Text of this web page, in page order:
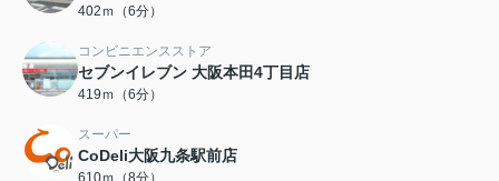
402ｍ（6分）
コンビニエンスストア
セブンイレブン 大阪本田4丁目店
419ｍ（6分）
スーパー
CoDeli大阪九条駅前店
610ｍ（8分）